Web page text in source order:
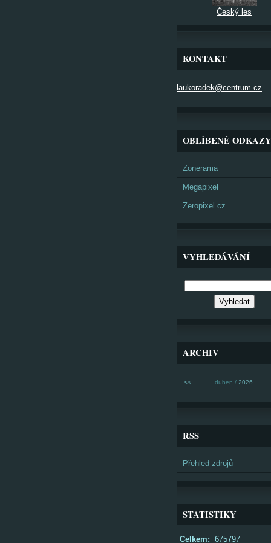
Český les
KONTAKT
laukoradek@centrum.cz
OBLÍBENÉ ODKAZY
Zonerama
Megapixel
Zeropixel.cz
VYHLEDÁVÁNÍ
ARCHIV
<< duben / 2026
RSS
Přehled zdrojů
STATISTIKY
Celkem: 675797